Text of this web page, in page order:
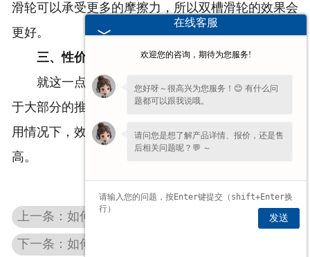
滑轮可以承受更多的摩擦力，所以双槽滑轮的效果会
更好。
三、性价比
就这一点来说，因为单槽滑轮其实已经能够适用
于大部分的推拉门窗类型，所以其实两者在一般的使
用情况下，效果没有差别，而且单槽滑轮的性价比更
高。
上一条：如何判断轨道滑轮质量好坏？
在线客服
欢迎您的咨询，期待为您服务!
您好呀～很高兴为您服务！😊 有什么问
题都可以跟我说哦。
请问您是想了解产品详情、报价，还是售
后相关问题呢？💬 ～
发送